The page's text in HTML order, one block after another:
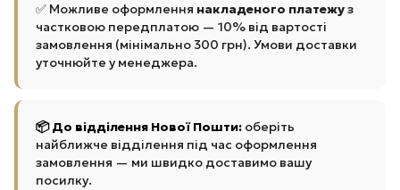
✅ Можливе оформлення накладеного платежуз
частковою передплатою — 10% від вартості
замовлення (мінімально 300 грн). Умови доставки
уточнюйте у менеджера.
📦 До відділення Нової Пошти: оберіть
найближче відділення під час оформлення
замовлення — ми швидко доставимо вашу
посилку.